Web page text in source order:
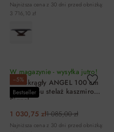
Najniższa cena z 30 dni przed obniżką:
3 716,10 zł
−5%
Bestseller
W magazynie - wysyłka jutro!
Stół okrągły ANGEL 100 cm
efekt dębu stelaż kaszmirowy
Signal
1 030,75 zł1 085,00 zł
Najniższa cena z 30 dni przed obniżką: